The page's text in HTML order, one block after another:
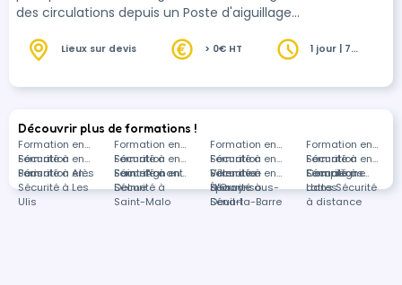
des circulations depuis un Poste d'aiguillage
- Une spécification selon la technologie du
prévoir en complément.
Lieux sur devis > 0€ HT
1 jour | 7
Découvrir plus de formations !
Formation en
Sécurité à
Paris
Formation en
Sécurité à
Saint-Agnant
Formation en
Sécurité à
Villenave-
d'Ornon
Formation en
Sécurité à
Compiègne
Formation en
Sécurité à Alès
Formation en
Sécurité à
Delme
Formation en
Sécurité à
Épinay-sous-
Sénart
Formation en
Sécurité à
Lattes
Formation en
Sécurité à Les
Ulis
Formation en
Sécurité à
Saint-Malo
Formation en
Sécurité à
Deuil-la-Barre
Formations
dans Sécurité
à distance